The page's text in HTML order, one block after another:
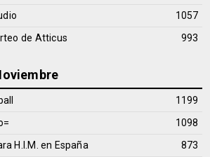
1057
de Atticus
993
1199
1098
H.I.M. en España
873